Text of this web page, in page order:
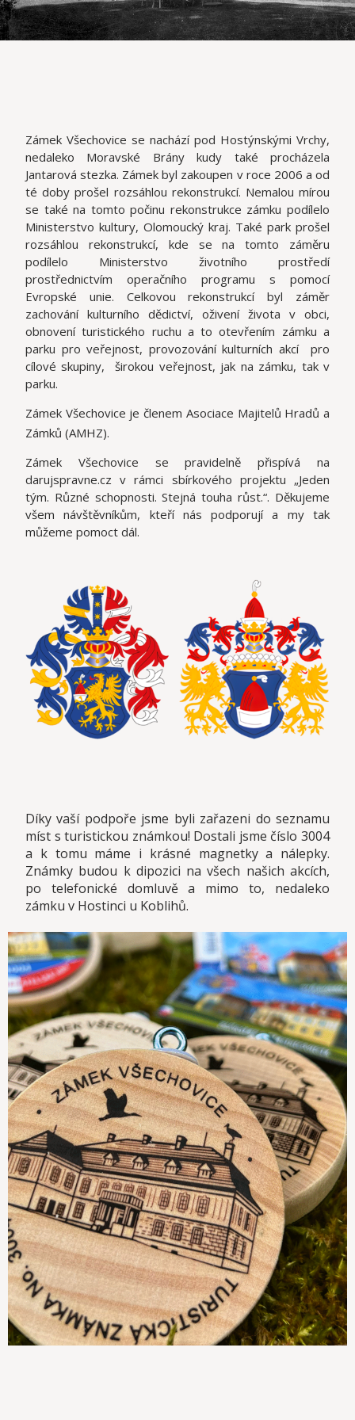
Zámek Všechovice se nachází pod Hostýnskými Vrchy,
nedaleko Moravské Brány kudy také procházela
Jantarová stezka. Zámek byl zakoupen v roce 2006 a od
té doby prošel rozsáhlou rekonstrukcí. Nemalou mírou
se také na tomto počinu rekonstrukce zámku podílelo
Ministerstvo kultury, Olomoucký kraj. Také park prošel
rozsáhlou rekonstrukcí, kde se na tomto záměru
podílelo Ministerstvo životního prostředí
prostřednictvím operačního programu s pomocí
Evropské unie. Celkovou rekonstrukcí byl záměr
zachování kulturního dědictví, oživení života v obci,
obnovení turistického ruchu a to otevřením zámku a
parku pro veřejnost, provozování kulturních akcí pro
cílové skupiny, širokou veřejnost, jak na zámku, tak v
parku.
Zámek Všechovice je členem Asociace Majitelů Hradů a
Zámků (AMHZ).
Zámek Všechovice se pravidelně přispívá na
darujspravne.cz v rámci sbírkového projektu „Jeden
tým. Různé schopnosti. Stejná touha růst.“. Děkujeme
všem návštěvníkům, kteří nás podporují a my tak
můžeme pomoct dál.
Díky vaší podpoře jsme byli zařazeni do seznamu
míst s turistickou známkou! Dostali jsme číslo 3004
a k tomu máme i krásné magnetky a nálepky.
Známky budou k dipozici na všech našich akcích,
po telefonické domluvě a mimo to, nedaleko
zámku v Hostinci u Koblihů.